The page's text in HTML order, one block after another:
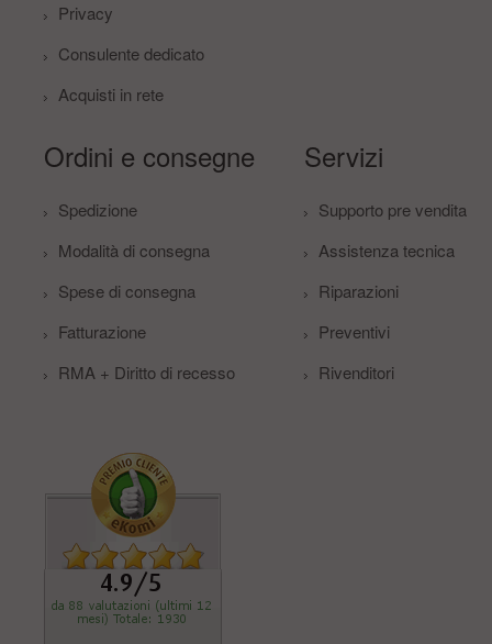
Privacy
Consulente dedicato
Acquisti in rete
Ordini e consegne
Spedizione
Modalità di consegna
Spese di consegna
Fatturazione
RMA + Diritto di recesso
Servizi
Supporto pre vendita
Assistenza tecnica
Riparazioni
Preventivi
Rivenditori